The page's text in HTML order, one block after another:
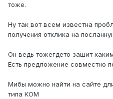
тоже.
Ну так вот всем известна
получения отклика на
Он ведь тожегдето зашит
Есть предложение совместно
Мибы можно найти на сайте
типа КОМ